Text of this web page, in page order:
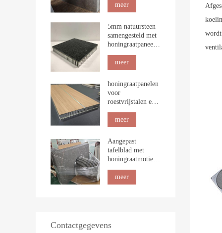
voor
binnenbekleding
meer
5mm natuursteen
samengesteld met
honingraatpaneel
meer
honingraatpanelen
voor
roestvrijstalen en
tafelbladen
meer
Aangepast
tafelblad met
honingraatmotief
marmer
meer
Contactgegevens